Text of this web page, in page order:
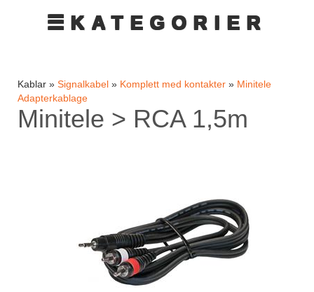
☰KATEGORIER
Kablar » Signalkabel » Komplett med kontakter » Minitele
Adapterkablage
Minitele > RCA 1,5m